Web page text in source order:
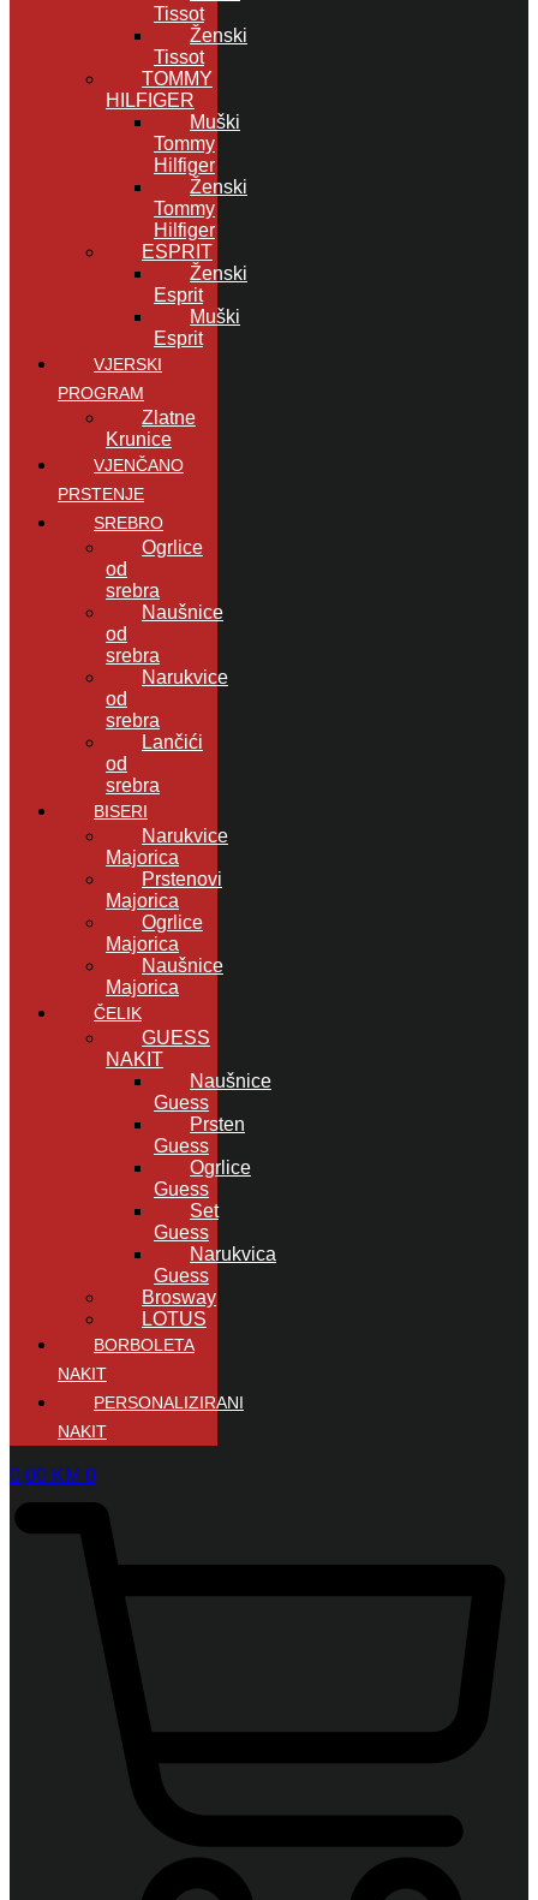
Tissot
Ženski
Tissot
TOMMY
HILFIGER
Muški
Tommy
Hilfiger
Ženski
Tommy
Hilfiger
ESPRIT
Ženski
Esprit
Muški
Esprit
VJERSKI
PROGRAM
Zlatne
Krunice
VJENČANO
PRSTENJE
SREBRO
Ogrlice
od
srebra
Naušnice
od
srebra
Narukvice
od
srebra
Lančići
od
srebra
BISERI
Narukvice
Majorica
Prstenovi
Majorica
Ogrlice
Majorica
Naušnice
Majorica
ČELIK
GUESS
NAKIT
Naušnice
Guess
Prsten
Guess
Ogrlice
Guess
Set
Guess
Narukvica
Guess
Brosway
LOTUS
BORBOLETA
NAKIT
PERSONALIZIRANI
NAKIT
0,00 KM 0